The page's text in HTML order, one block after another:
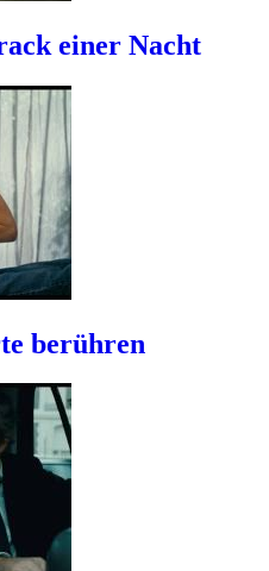
einer Nacht
berühren